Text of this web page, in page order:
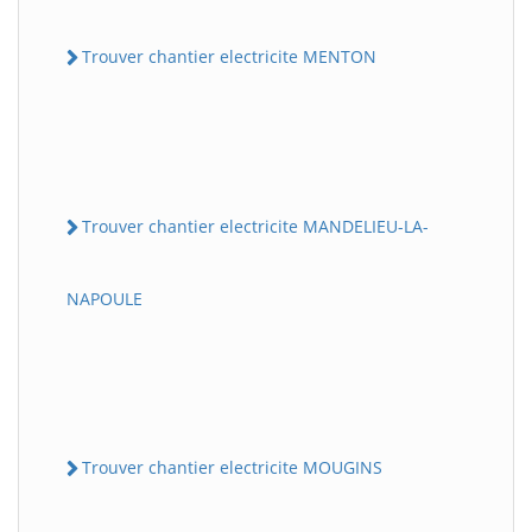
Trouver chantier electricite MENTON
Trouver chantier electricite MANDELIEU-LA-
NAPOULE
Trouver chantier electricite MOUGINS